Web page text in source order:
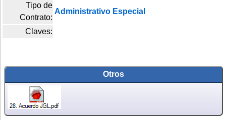
Tipo de
Contrato:
Administrativo Especial
Claves:
Otros